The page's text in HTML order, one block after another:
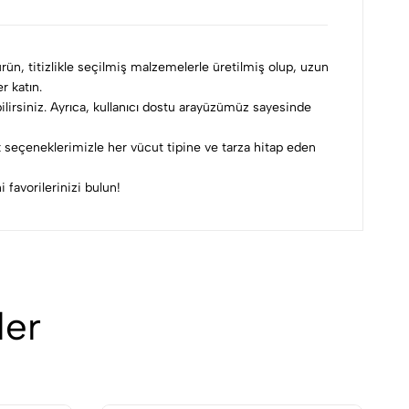
titizlikle seçilmiş malzemelerle üretilmiş olup, uzun
katın.
Ayrıca, kullanıcı dostu arayüzümüz sayesinde
her vücut tipine ve tarza hitap eden
favorilerinizi bulun!